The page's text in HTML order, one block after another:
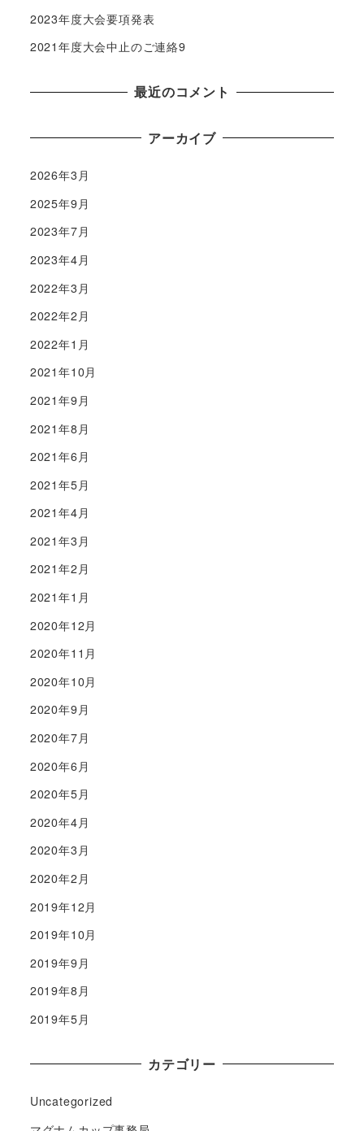
2023年度大会要項発表
2021年度大会中止のご連絡9
最近のコメント
アーカイブ
2026年3月
2025年9月
2023年7月
2023年4月
2022年3月
2022年2月
2022年1月
2021年10月
2021年9月
2021年8月
2021年6月
2021年5月
2021年4月
2021年3月
2021年2月
2021年1月
2020年12月
2020年11月
2020年10月
2020年9月
2020年7月
2020年6月
2020年5月
2020年4月
2020年3月
2020年2月
2019年12月
2019年10月
2019年9月
2019年8月
2019年5月
カテゴリー
Uncategorized